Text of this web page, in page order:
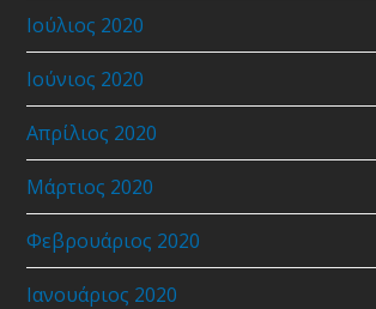
Ιούλιος 2020
Ιούνιος 2020
Απρίλιος 2020
Μάρτιος 2020
Φεβρουάριος 2020
Ιανουάριος 2020